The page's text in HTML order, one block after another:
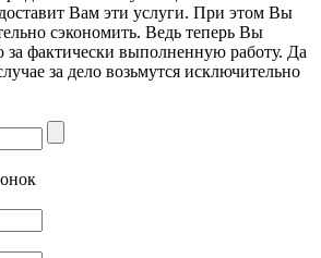
Вам эти услуги. При этом Вы
сэкономить. Ведь теперь Вы
за фактически выполненную работу. Да
за дело возьмутся исключительно